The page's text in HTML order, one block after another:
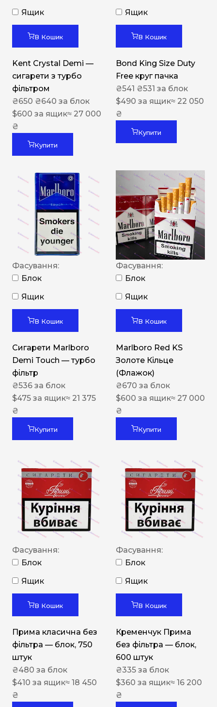
Ящик
В Кошик
Kent Crystal Demi —
сигарети з турбо
фільтром
₴650 ₴640 за блок
$600 за ящик≈ 27 000
₴
Купити
Ящик
В Кошик
Bond King Size Duty
Free круг пачка
₴541 ₴531 за блок
$490 за ящик≈ 22 050
₴
Купити
Фасування:
Блок
Ящик
В Кошик
Сигарети Marlboro
Demi Touch — турбо
фільтр
₴536 за блок
$475 за ящик≈ 21 375
₴
Купити
Фасування:
Блок
Ящик
В Кошик
Marlboro Red KS
Золоте Кільце
(Флажок)
₴670 за блок
$600 за ящик≈ 27 000
₴
Купити
Фасування:
Блок
Ящик
В Кошик
Прима класична без
фільтра — блок, 750
штук
₴480 за блок
$410 за ящик≈ 18 450
₴
Фасування:
Блок
Ящик
В Кошик
Кременчук Прима
без фільтра — блок,
600 штук
₴335 за блок
$360 за ящик≈ 16 200
₴